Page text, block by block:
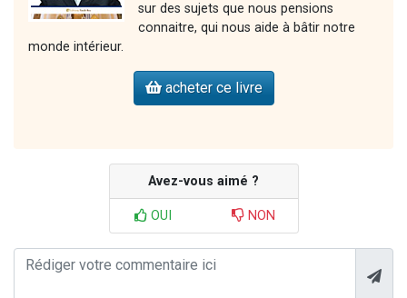
sur des sujets que nous pensions
connaitre, qui nous aide à bâtir notre
monde intérieur.
acheter ce livre
Avez-vous aimé ?
OUI NON